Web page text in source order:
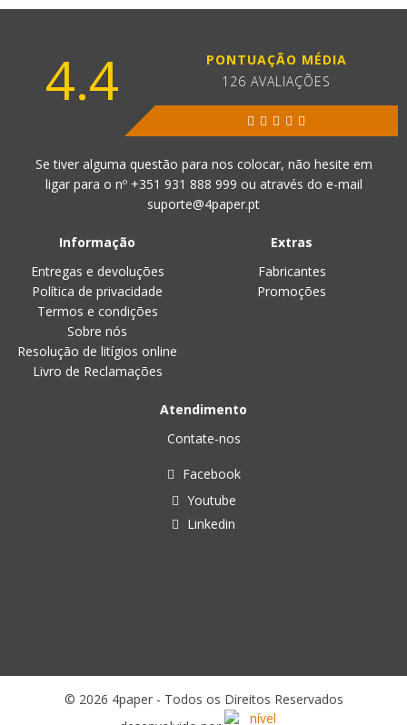
4.4
PONTUAÇÃO MÉDIA
126 AVALIAÇÕES
Se tiver alguma questão para nos colocar, não hesite em
ligar para o nº +351 931 888 999 ou através do e-mail
suporte@4paper.pt
Informação
Entregas e devoluções
Política de privacidade
Termos e condições
Sobre nós
Resolução de litígios online
Livro de Reclamações
Extras
Fabricantes
Promoções
Atendimento
Contate-nos
Facebook
Youtube
Linkedin
© 2026 4paper - Todos os Direitos Reservados